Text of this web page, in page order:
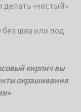
делать «чистый»
без шва или под
кирпич вы
окрашивания